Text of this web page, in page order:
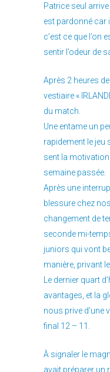
Patrice seul
est pardonné car
c’est ce que l’on
sentir l’odeur de
Après 2 heures de
vestiaire «
du match.
Une entame un
rapidement le jeu
sent la motivation
semaine passée.
Après une
blessure chez
changement de
seconde mi-
juniors qui vont
manière, privant
Le dernier quart
avantages, et la
nous prive d’une
final 12 – 11.
À signaler le
avait préparer un